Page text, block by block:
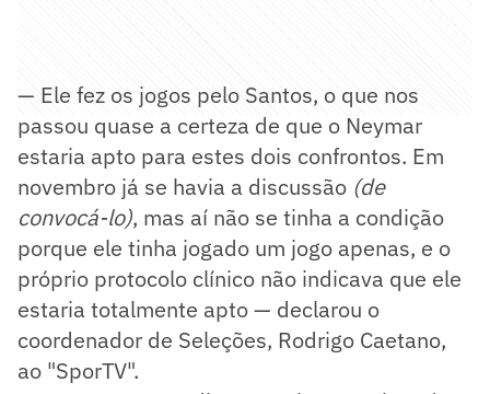
— Ele fez os jogos pelo Santos, o que nos
passou quase a certeza de que o Neymar
estaria apto para estes dois confrontos. Em
novembro já se havia a discussão (de
convocá-lo), mas aí não se tinha a condição
porque ele tinha jogado um jogo apenas, e o
próprio protocolo clínico não indicava que ele
estaria totalmente apto — declarou o
coordenador de Seleções, Rodrigo Caetano,
ao "SporTV".